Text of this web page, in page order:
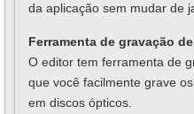
da aplicação sem mudar de
Ferramenta de gravação
O editor tem ferramenta de
que você facilmente grave
em discos ópticos.